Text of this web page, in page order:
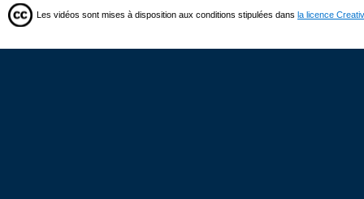
Les vidéos sont mises à disposition aux conditions stipulées dans la licence